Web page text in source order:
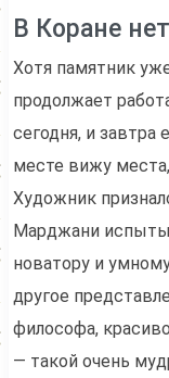
В Коране
Хотя памятник
продолжает
сегодня, и
месте вижу
Художник
Марджани
новатору и
другое
философа,
— такой очень